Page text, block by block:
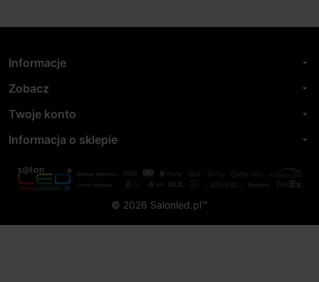
Informacje arrow_drop_down
Zobacz arrow_drop_down
Twoje konto arrow_drop_down
Informacja o sklepie arrow_drop_down
© 2026 Salonled.pl™